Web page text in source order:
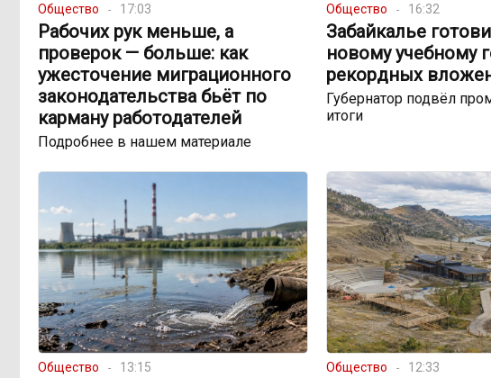
Общество 17:03
Рабочих рук меньше, а
проверок — больше: как
ужесточение миграционного
законодательства бьёт по
карману работодателей
Подробнее в нашем материале
Общество 16:32
Забайкалье
новому учебному
рекордных
Губернатор подвёл
итоги
Общество 13:15 Общество 12:33